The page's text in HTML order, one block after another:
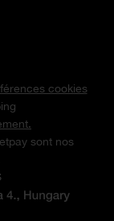
cookies
sont nos